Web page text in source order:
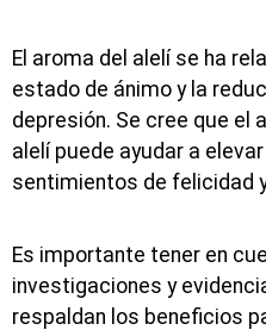
El aroma del alelí se ha
estado de ánimo y la
depresión. Se cree que el
alelí puede ayudar a
sentimientos de felicidad
Es importante tener en
investigaciones y
respaldan los beneficios